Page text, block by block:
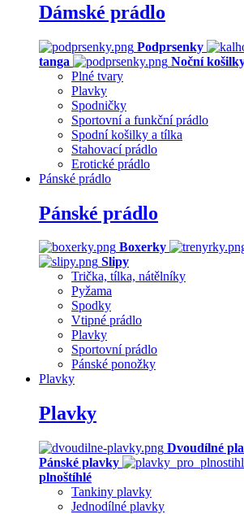
Dámské prádlo
Podprsenky
tanga
Noční
Plné tvary
Plavky
Spodničky
Sportovní a funkční prádlo
Spodní košilky a tílka
Stahovací prádlo
Erotické prádlo
Pánské prádlo
Pánské prádlo
Boxerky
Slipy
Trička, tílka, nátělníky
Pyžama
Spodky
Vtipné prádlo
Plavky
Sportovní prádlo
Pánské ponožky
Plavky
Plavky
Dvoudílné
Pánské plavky
plnoštíhlé
Tankiny plavky
Jednodílné plavky